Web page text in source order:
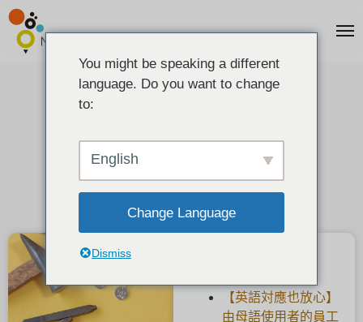
2024 年暑假儿童工作坊。
【英語対應也放心】
由母語使用者的員工
You might be speaking a different
language. Do you want to change
to:
English
Change Language
Dismiss